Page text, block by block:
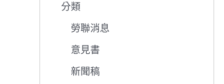
分類
勞聯消息
意見書
新聞稿